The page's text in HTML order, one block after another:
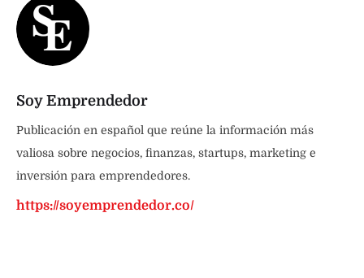
Soy Emprendedor
Publicación en español que reúne la información más
valiosa sobre negocios, finanzas, startups, marketing e
inversión para emprendedores.
https://soyemprendedor.co/